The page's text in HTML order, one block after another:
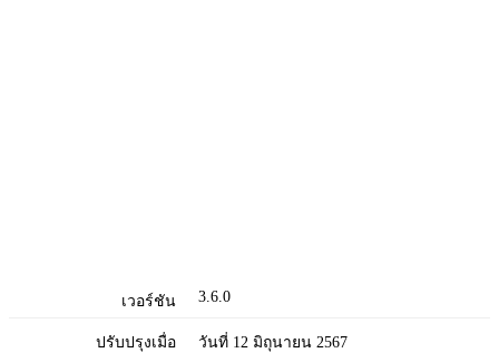
เวอร์ชัน 3.6.0
ปรับปรุงเมื่อ วันที่ 12 มิถุนายน 2567